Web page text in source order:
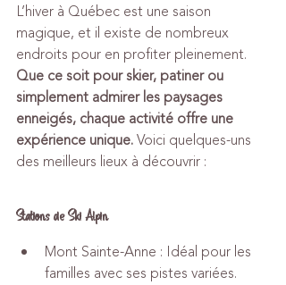
L’hiver à Québec est une saison
magique, et il existe de nombreux
endroits pour en profiter pleinement.
Que ce soit pour skier, patiner ou
simplement admirer les paysages
enneigés, chaque activité offre une
expérience unique. Voici quelques-uns
des meilleurs lieux à découvrir :
Stations de Ski Alpin
Mont Sainte-Anne : Idéal pour les
familles avec ses pistes variées.